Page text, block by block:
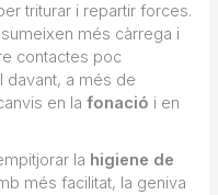
triturar i repartir forces.
més càrrega i
contactes poc
davant, a més de
en lafonació i en
la higiene de
més facilitat, la geniva